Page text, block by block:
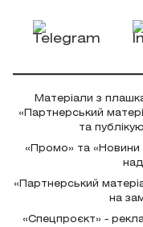
Матеріали з
«Партнерський
та
«Промо» та «Новини
«Партнерський
на
«Спецпроєкт» -